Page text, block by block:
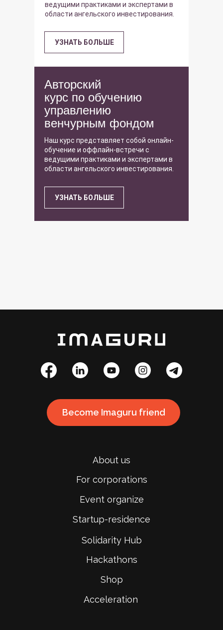
УЗНАТЬ БОЛЬШЕ
ведущими практиками и экспертами в
области ангельского инвестирования.
Наш курс представляет собой онлайн-
обучение и оффлайн-встречи с
ведущими практиками и экспертами в
области ангельского инвестирования.
Авторский
курс по обучению
управлению
венчурным фондом
УЗНАТЬ БОЛЬШЕ
About us
For corporations
Event organize
Startup-residence
Solidarity Hub
Hackathons
Shop
Acceleration
Become Imaguru friend